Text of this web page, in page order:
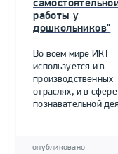
работы у
дошкольников"
Во всем мире ИКТ
используется и в
производственных
отраслях, и в сфере
познавательной
опубликовано